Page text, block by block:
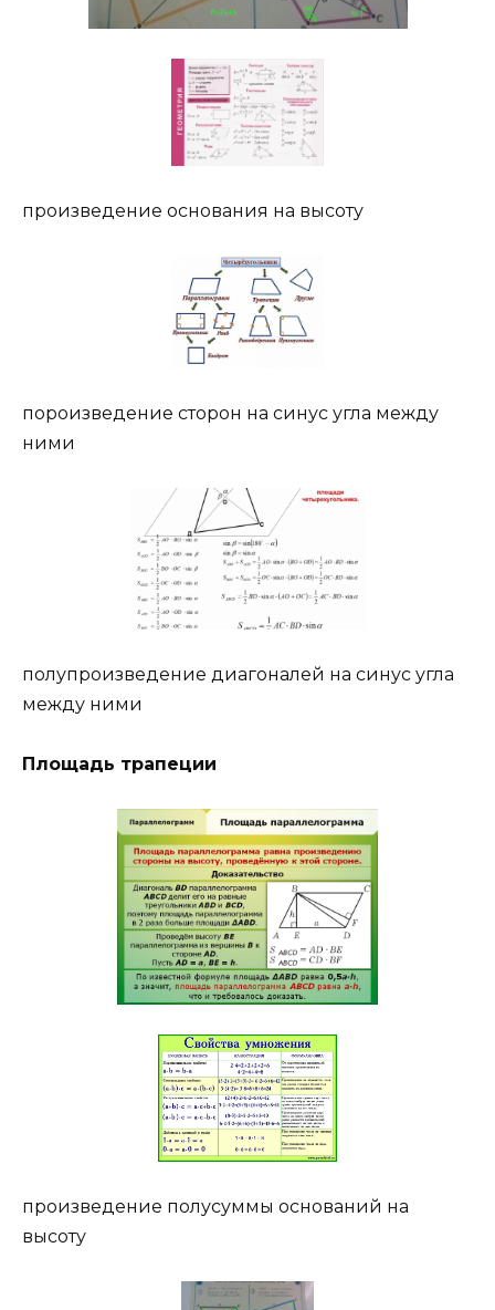
произведение основания на высоту
пороизведение сторон на синус угла между
ними
полупроизведение диагоналей на синус угла
между ними
Площадь трапеции
произведение полусуммы оснований на
высоту